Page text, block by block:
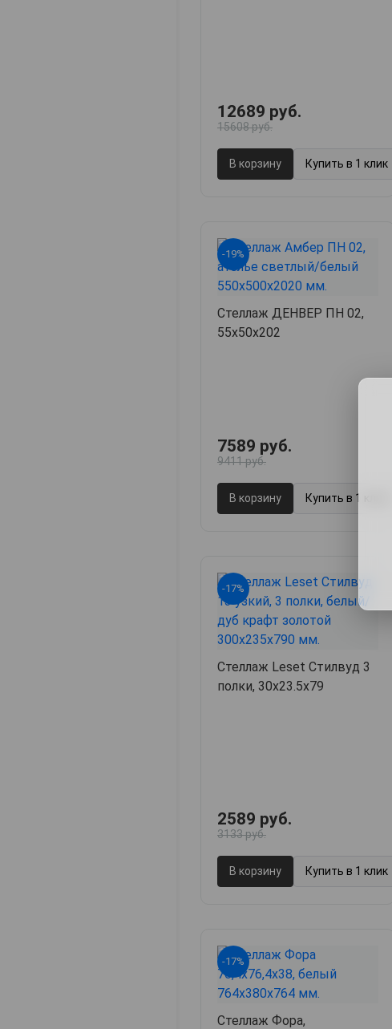
12689 руб.
15608 руб.
В корзину Купить в 1 клик
-19%
Стеллаж ДЕНВЕР ПН 02,
55х50х202
7589 руб.
9411 руб.
В корзину Купить в 1 клик
-17%
Стеллаж Leset Стилвуд 3
полки, 30х23.5х79
2589 руб.
3133 руб.
В корзину Купить в 1 клик
-17%
Стеллаж Фора,